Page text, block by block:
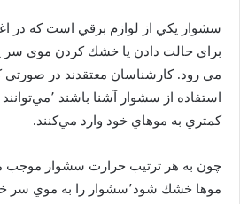
سشوار يكي از لوازم برقي است كه در
براي حالت دادن يا خشك كردن موي ‌سر
مي‌ رود. كارشناسان معتقدند در صورتي
استفاده از
كمتري به مو‌هاي خود وارد مي‌كنند.
چون به هر ترتيب حرارت سشوار موجب
مو‌ها خشك شود٬سشوار را به